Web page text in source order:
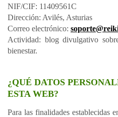
NIF/CIF: 11409561C
Dirección: Avilés, Asturias
Correo electrónico:
Actividad: blog divulgativo
bienestar.
¿QUÉ DATOS
ESTA WEB?
Para las finalidades establecidas